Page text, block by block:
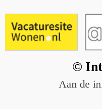
©
Aan de